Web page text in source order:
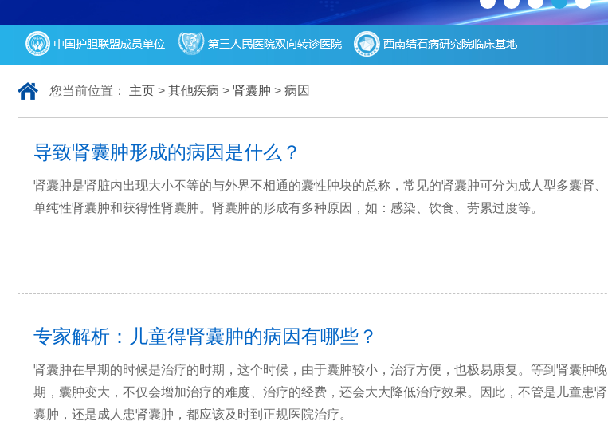
您当前位置： 主页 > 其他疾病 > 肾囊肿 > 病因
导致肾囊肿形成的病因是什么？
肾囊肿是肾脏内出现大小不等的与外界不相通的囊性肿块的总称，常见的肾囊肿可分为成人型多囊肾、
单纯性肾囊肿和获得性肾囊肿。肾囊肿的形成有多种原因，如：感染、饮食、劳累过度等。
专家解析：儿童得肾囊肿的病因有哪些？
肾囊肿在早期的时候是治疗的时期，这个时候，由于囊肿较小，治疗方便，也极易康复。等到肾囊肿晚
期，囊肿变大，不仅会增加治疗的难度、治疗的经费，还会大大降低治疗效果。因此，不管是儿童患肾
囊肿，还是成人患肾囊肿，都应该及时到正规医院治疗。